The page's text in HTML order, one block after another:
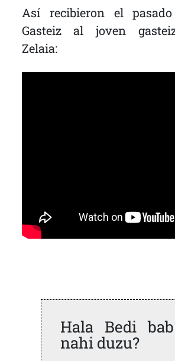
Así recibieron el
Gasteiz al joven
Zelaia:
Hala Bedi
nahi duzu?